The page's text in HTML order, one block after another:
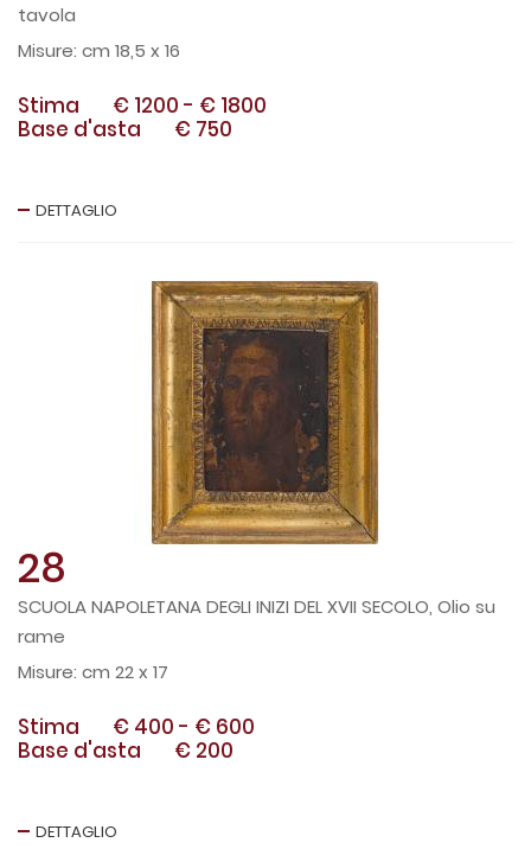
tavola
cm 18,5 x 16
Stima € 1200 - € 1800
Base d'asta
€ 750
DETTAGLIO
28
SCUOLA NAPOLETANA DEGLI INIZI DEL XVII SECOLO, Olio su
rame
cm 22 x 17
Stima € 400 - € 600
Base d'asta
€ 200
DETTAGLIO